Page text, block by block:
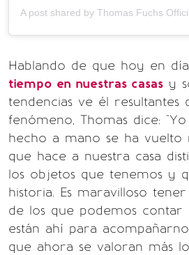
Hablando de que hoy en día
tiempo en nuestras casas y
tendencias ve él resultantes
fenómeno, Thomas dice:
hecho a mano se ha vuelto
que hace a nuestra casa
los objetos que tenemos y
historia. Es maravilloso
de los que podemos contar
están ahí para
que ahora se valoran más